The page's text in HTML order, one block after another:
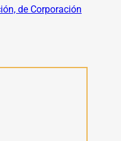
de Corporación